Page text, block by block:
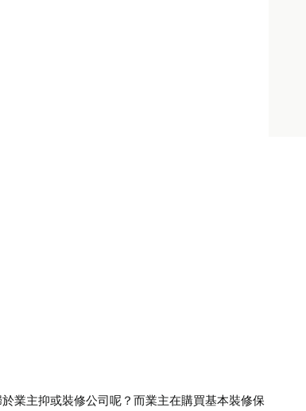
業主抑或裝修公司呢？而業主在購買基本裝修保